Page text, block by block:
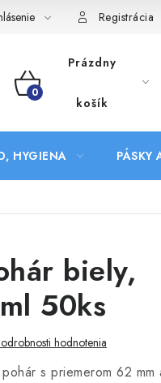
Registrácia
NÁKUPNÝ
Prázdny
košík
HYGIENA PÁSKY
biely,
50ks
hodnotenia
s priemerom 62 mm